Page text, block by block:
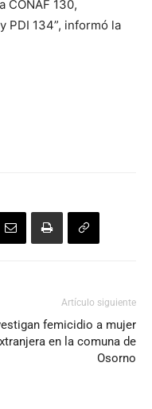
CONAF 130,
PDI 134”, informó la
Artículo siguiente
femicidio a mujer
en la comuna de
Osorno